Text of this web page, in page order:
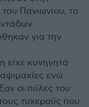
Πανιωνίου, το
για την
είχε κυνηγητά
ενώ
οι πύλες του
τυχερούς που